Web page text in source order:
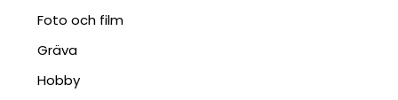
Foto och film
Gräva
Hobby